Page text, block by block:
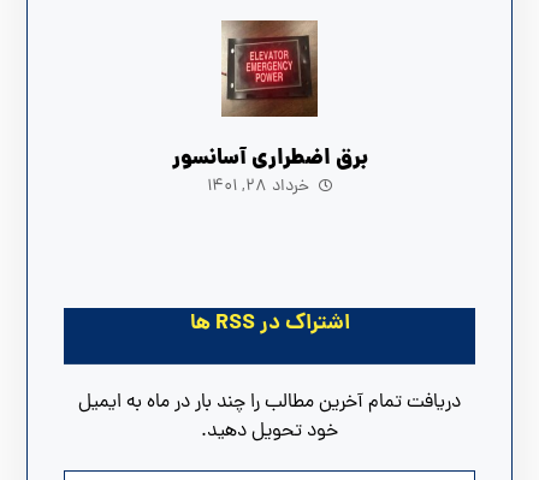
برق اضطراری آسانسور
خرداد ۲۸, ۱۴۰۱
اشتراک در RSS ها
دریافت تمام آخرین مطالب را چند بار در ماه به ایمیل
خود تحویل دهید.